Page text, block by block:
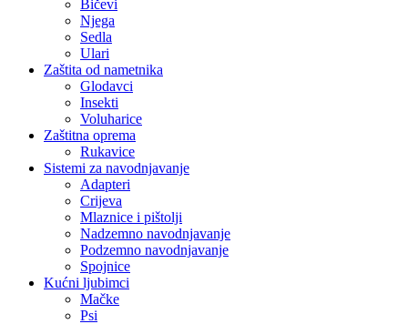
Bičevi
Njega
Sedla
Ulari
Zaštita od nametnika
Glodavci
Insekti
Voluharice
Zaštitna oprema
Rukavice
Sistemi za navodnjavanje
Adapteri
Crijeva
Mlaznice i pištolji
Nadzemno navodnjavanje
Podzemno navodnjavanje
Spojnice
Kućni ljubimci
Mačke
Psi